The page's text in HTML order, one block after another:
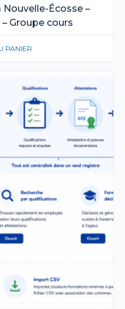
Écosse –
Groupe cours
PANIER